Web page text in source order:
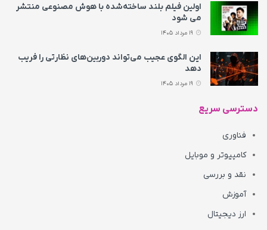
اولین فیلم بلند ساخته‌شده با هوش مصنوعی منتشر
می‌ شود
این الگوی عجیب می‌تواند دوربین‌های نظارتی را فریب
دهد
دسترسی سریع
فناوری
کامپیوتر و موبایل
نقد و بررسی
آموزش
ارز دیجیتال